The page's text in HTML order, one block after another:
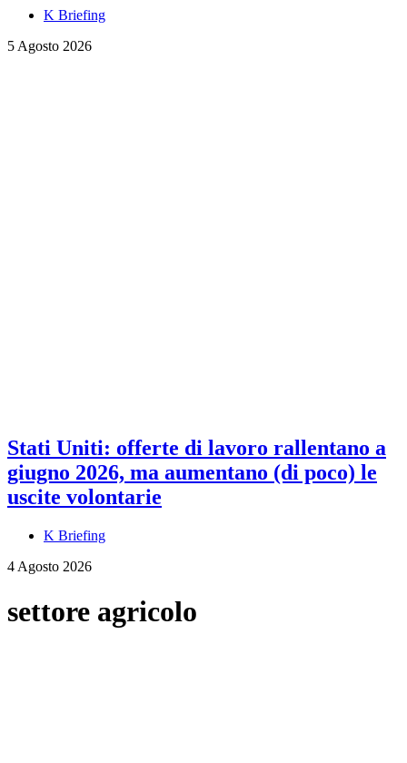
K Briefing
5 Agosto 2026
Stati Uniti: offerte di lavoro rallentano a
giugno 2026, ma aumentano (di poco) le
uscite volontarie
K Briefing
4 Agosto 2026
settore agricolo